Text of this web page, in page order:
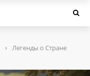
›
Легенды о Стране